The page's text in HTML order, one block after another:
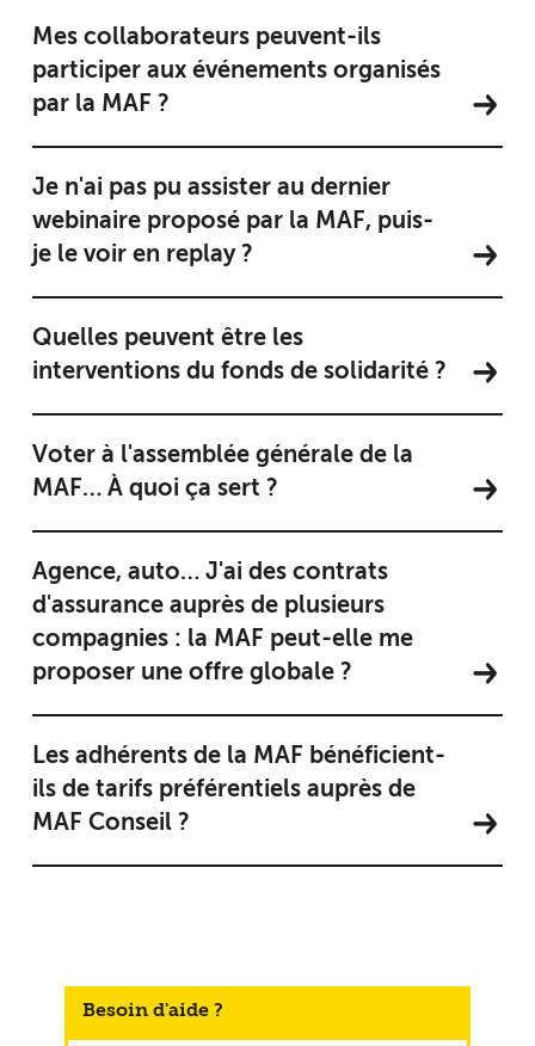
Mes collaborateurs peuvent-ils
participer aux événements organisés
par la MAF ?
Je n'ai pas pu assister au dernier
webinaire proposé par la MAF, puis-
je le voir en replay ?
Quelles peuvent être les
interventions du fonds de solidarité ?
Voter à l'assemblée générale de la
MAF… À quoi ça sert ?
Agence, auto… J'ai des contrats
d'assurance auprès de plusieurs
compagnies : la MAF peut-elle me
proposer une offre globale ?
Les adhérents de la MAF bénéficient-
ils de tarifs préférentiels auprès de
MAF Conseil ?
Besoin d'aide ?